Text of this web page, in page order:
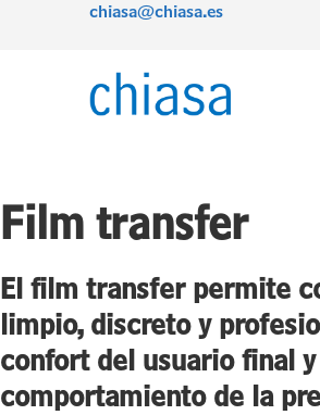
chiasa@chiasa.es
Film transfer
El film transfer permite
limpio, discreto y
confort del usuario final
comportamiento de la